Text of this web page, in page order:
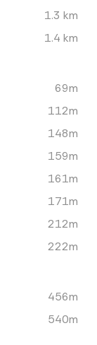
1.3 km
1.4 km
69m
112m
148m
159m
161m
171m
212m
222m
456m
540m